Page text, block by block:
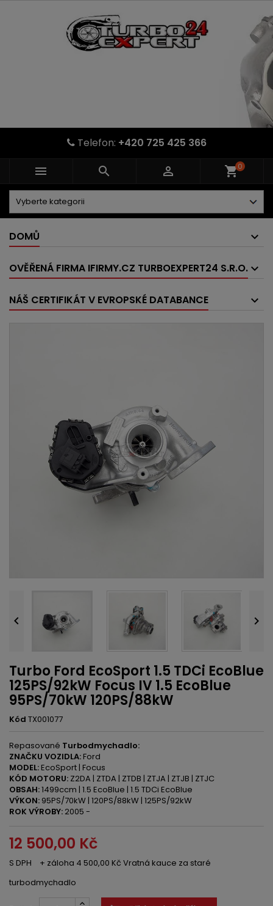
Telefon: +420 725 425 366
   shopping_cart0
DOMŮ
OVĚŘENÁ FIRMA IFIRMY.CZ TURBOEXPERT24 S.R.O.
NÁŠ CERTIFIKÁT V EVROPSKÉ DATABANCE
 
Turbo Ford EcoSport 1.5 TDCi EcoBlue
125PS/92kW Focus IV 1.5 EcoBlue
95PS/70kW 120PS/88kW
Kód TX001077
Repasované Turbodmychadlo:
ZNAČKU VOZIDLA:Ford
MODEL:EcoSport | Focus
KÓD MOTORU: Z2DA | ZTDA | ZTDB | ZTJA | ZTJB | ZTJC
OBSAH:1499ccm | 1.5 EcoBlue | 1.5 TDCi EcoBlue
VÝKON: 95PS/70kW | 120PS/88kW | 125PS/92kW
ROK VÝROBY: 2005 -
12 500,00 Kč
S DPH
+ záloha 4 500,00 Kč Vratná kauce za staré
turbodmychadlo